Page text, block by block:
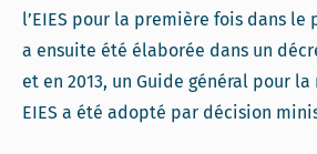
l’EIES pour la première fois dans le
a ensuite été élaborée dans un
et en 2013, un Guide général pour
EIES a été adopté par décision